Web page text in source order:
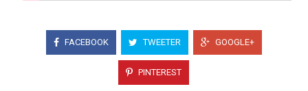
FACEBOOK TWEETER GOOGLE+
PINTEREST